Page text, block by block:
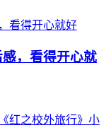
，看得开心就